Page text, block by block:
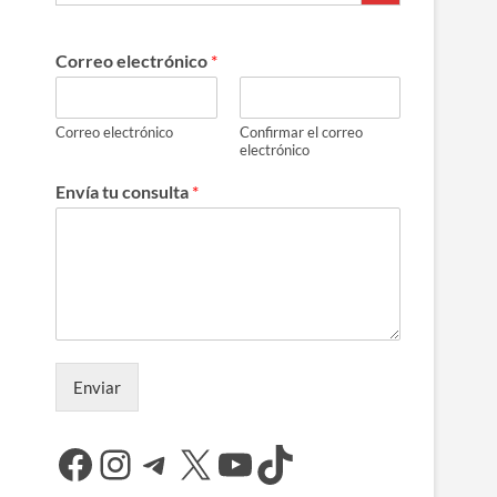
Correo electrónico *
Correo electrónico
Confirmar el correo
electrónico
Envía tu consulta *
Enviar
Facebook
Instagram
Telegram
X YouTube
TikTok